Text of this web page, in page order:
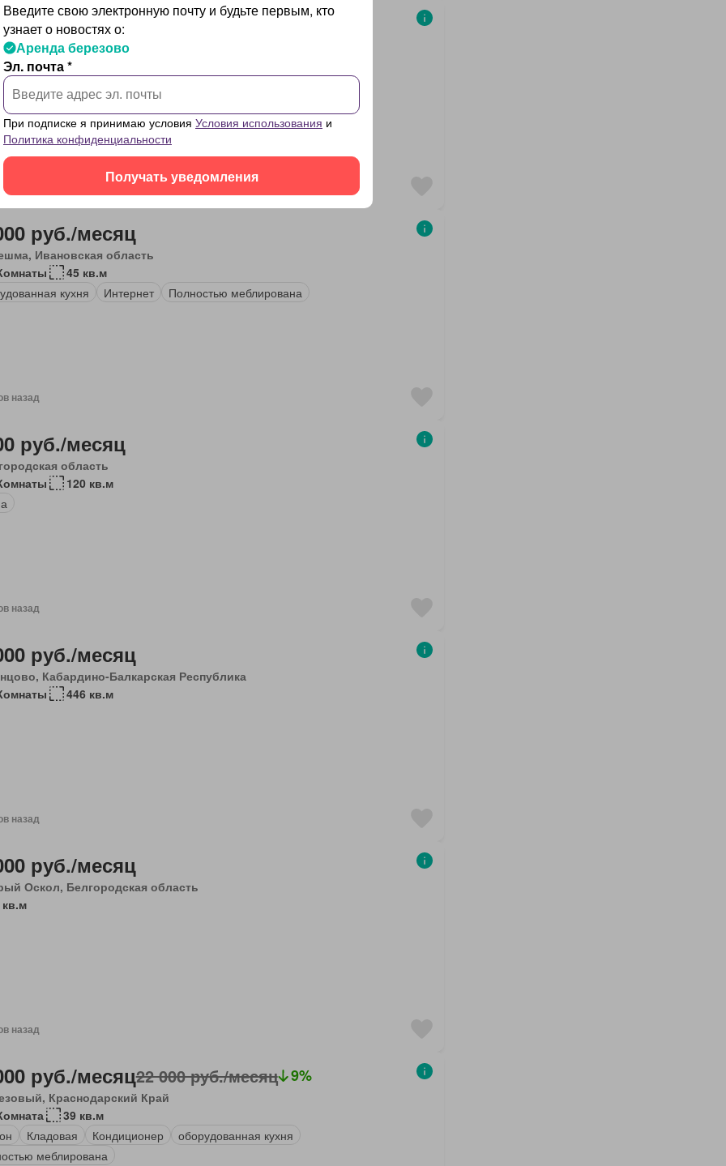
руб./месяц
на-дону, Ростовская область
Газ
Обогрев
назад
руб./месяц
Ивановская область
45 кв.м
кухня
Интернет Полностью меблирована
назад
руб./месяц
область
120 кв.м
назад
руб./месяц
Кабардино-Балкарская Республика
446 кв.м
назад
руб./месяц
Оскол, Белгородская область
кв.м
назад
руб./месяц22 000 руб./месяц 9%
Краснодарский Край
39 кв.м
Кладовая Кондиционер
оборудованная кухня
меблирована
Введите свою электронную почту и будьте первым, кто
узнает о новостях о:
Аренда березово
Эл. почта *
При подписке я принимаю условия Условия использования и
Политика конфиденциальности
Получать уведомления